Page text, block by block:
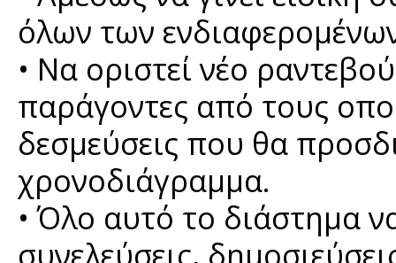
όλων των
• Να οριστεί νέο
παράγοντες από τους
δεσμεύσεις που θα
χρονοδιάγραμμα.
• Όλο αυτό το διάστημα
συνελεύσεις,